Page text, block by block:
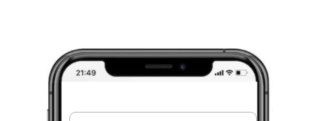
Клиентов
источник